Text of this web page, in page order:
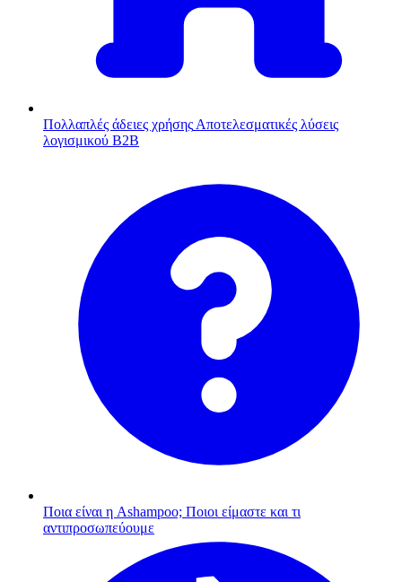
Πολλαπλές άδειες χρήσης Αποτελεσματικές λύσεις
λογισμικού B2B
Ποια είναι η Ashampoo; Ποιοι είμαστε και τι
αντιπροσωπεύουμε